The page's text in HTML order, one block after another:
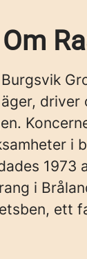
Om
i
1973
i
ett